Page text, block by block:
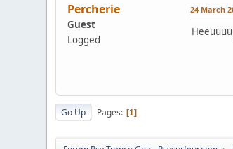
Percherie
Guest
Logged
24 March
Go Up Pages 1